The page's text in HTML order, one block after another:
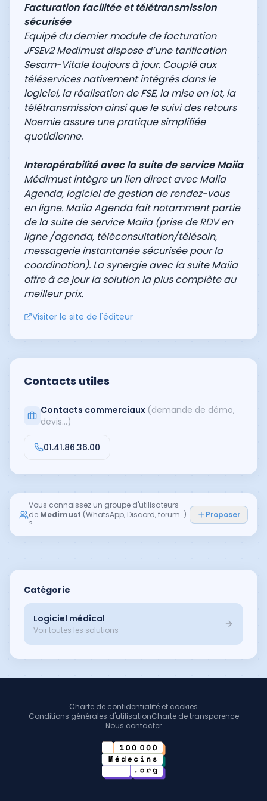
Facturation facilitée et télétransmission
sécurisée
Equipé du dernier module de facturation
JFSEv2 Medimust dispose d’une tarification
Sesam-Vitale toujours à jour. Couplé aux
téléservices nativement intégrés dans le
logiciel, la réalisation de FSE, la mise en lot, la
télétransmission ainsi que le suivi des retours
Noemie assure une pratique simplifiée
quotidienne.
Interopérabilité avec la suite de service Maiia
Médimust intègre un lien direct avec Maiia
Agenda, logiciel de gestion de rendez-vous
en ligne. Maiia Agenda fait notamment partie
de la suite de service Maiia (prise de RDV en
ligne /agenda, téléconsultation/télésoin,
messagerie instantanée sécurisée pour la
coordination). La synergie avec la suite Maiia
offre à ce jour la solution la plus complète au
meilleur prix.
Visiter le site de l'éditeur
Contacts utiles
Contacts commerciaux (demande de démo,
devis…)
01.41.86.36.00
Vous connaissez un groupe d'utilisateurs
de Medimust (WhatsApp, Discord, forum…)
?
Proposer
Catégorie
Logiciel médical
Voir toutes les solutions
Charte de confidentialité et cookies
Conditions générales d'utilisationCharte de transparence
Nous contacter